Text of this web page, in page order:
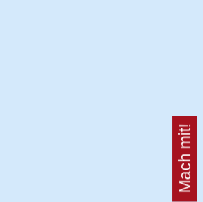
Mach mit!